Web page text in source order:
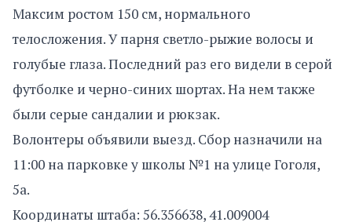
Максим ростом 150 см, нормального
телосложения. У парня светло-рыжие волосы и
голубые глаза. Последний раз его видели в серой
футболке и черно-синих шортах. На нем также
были серые сандалии и рюкзак.
Волонтеры объявили выезд. Сбор назначили на
11:00 на парковке у школы №1 на улице Гоголя,
5а.
Координаты штаба: 56.356638, 41.009004